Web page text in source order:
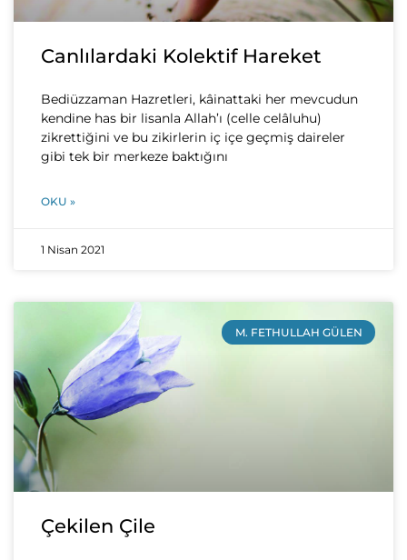
Canlılardaki Kolektif Hareket
Bediüzzaman Hazretleri, kâinattaki her mevcudun
kendine has bir lisanla Allah’ı (celle celâluhu)
zikrettiğini ve bu zikirlerin iç içe geçmiş daireler
gibi tek bir merkeze baktığını
OKU »
1 Nisan 2021
M. FETHULLAH GÜLEN
Çekilen Çile